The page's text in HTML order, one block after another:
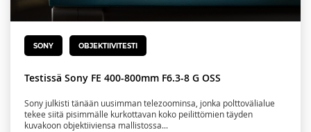
SONY OBJEKTIIVITESTI
Testissä Sony FE 400-800mm F6.3-8 G OSS
Sony julkisti tänään uusimman telezoominsa, jonka polttovälialue
tekee siitä pisimmälle kurkottavan koko peilittömien täyden
kuvakoon objektiiviensa mallistossa...